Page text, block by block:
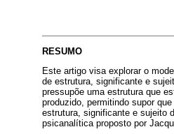
RESUMO
Este artigo visa explorar o
de estrutura, significante e
pressupõe uma estrutura que
produzido, permitindo supor
estrutura, significante e sujeito
psicanalítica proposto por